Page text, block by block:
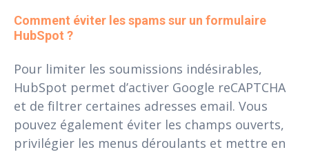
Comment éviter les spams sur un formulaire
HubSpot ?
Pour limiter les soumissions indésirables,
HubSpot permet d’activer Google reCAPTCHA
et de filtrer certaines adresses email. Vous
pouvez également éviter les champs ouverts,
privilégier les menus déroulants et mettre en